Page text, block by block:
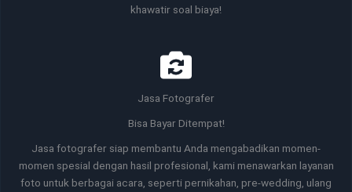
khawatir soal biaya!
Jasa Fotografer
Bisa Bayar Ditempat!
Jasa fotografer siap membantu Anda mengabadikan momen-
momen spesial dengan hasil profesional, kami menawarkan layanan
foto untuk berbagai acara, seperti pernikahan, pre-wedding, ulang